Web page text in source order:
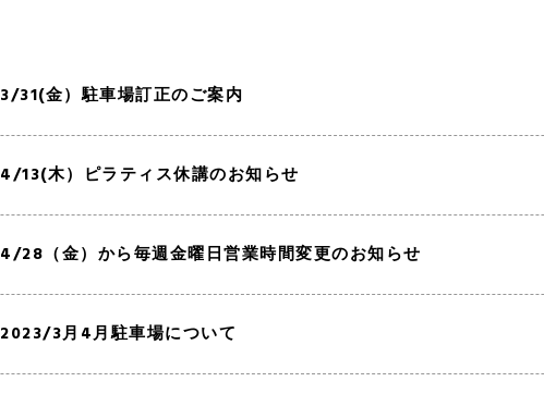
3/31(金）駐車場訂正のご案内
4/13(木）ピラティス休講のお知らせ
4/28（金）から毎週金曜日営業時間変更のお知らせ
2023/3月4月駐車場について